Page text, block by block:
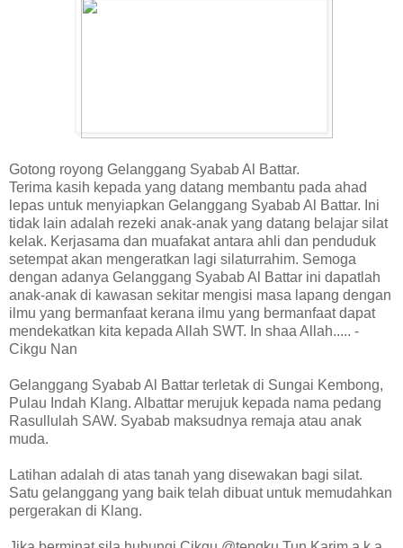
Gotong royong Gelanggang Syabab Al Battar.
Terima kasih kepada yang datang membantu pada ahad
lepas untuk menyiapkan Gelanggang Syabab Al Battar. Ini
tidak lain adalah rezeki anak-anak yang datang belajar silat
kelak. Kerjasama dan muafakatantara ahli dan penduduk
setempat akan mengeratkan lagi silaturrahim. Semoga
dengan adanya Gelanggang Syabab Al Battar ini dapatlah
anak-anak di kawasan sekitar mengisi masa lapang dengan
ilmu yang bermanfaat kerana ilmu yang bermanfaat dapat
mendekatkan kita kepada Allah SWT. In shaa Allah..... -
Cikgu Nan
Gelanggang Syabab Al Battar terletak di Sungai Kembong,
Pulau Indah Klang. Albattar merujuk kepada nama pedang
Rasullulah SAW. Syabab maksudnya remaja atau anak
muda.
Latihan adalah di atas tanah yang disewakan bagi silat.
Satu gelanggang yang baik telah dibuat untuk memudahkan
pergerakan di Klang.